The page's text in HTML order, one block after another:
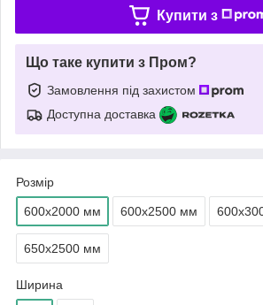
Купити з
Що таке купити з Пром?
Замовлення під захистом
Доступна доставка
Розмір
600х2000 мм 600х2500 мм
650х2500 мм
Ширина